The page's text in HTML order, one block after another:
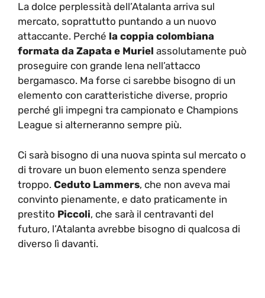
La dolce perplessità dell’Atalanta arriva sul
mercato, soprattutto puntando a un nuovo
attaccante. Perché la coppia colombiana
formata da Zapata e Muriel assolutamente può
proseguire con grande lena nell’attacco
bergamasco. Ma forse ci sarebbe bisogno di un
elemento con caratteristiche diverse, proprio
perché gli impegni tra campionato e Champions
League si alterneranno sempre più.
Ci sarà bisogno di una nuova spinta sul mercato o
di trovare un buon elemento senza spendere
troppo. Ceduto Lammers, che non aveva mai
convinto pienamente, e dato praticamente in
prestito Piccoli, che sarà il centravanti del
futuro, l’Atalanta avrebbe bisogno di qualcosa di
diverso lì davanti.